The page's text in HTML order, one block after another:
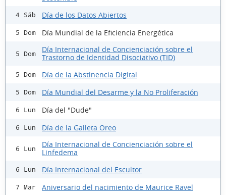
4 Sáb Día de los Datos Abiertos
5 Dom Día Mundial de la Eficiencia Energética
5 Dom
Día Internacional de Concienciación sobre el
Trastorno de Identidad Disociativo (TID)
5 Dom Día de la Abstinencia Digital
5 Dom Día Mundial del Desarme y la No Proliferación
6 Lun Día del "Dude"
6 Lun Día de la Galleta Oreo
6 Lun
Día Internacional de Concienciación sobre el
Linfedema
6 Lun Día Internacional del Escultor
7 Mar Aniversario del nacimiento de Maurice Ravel